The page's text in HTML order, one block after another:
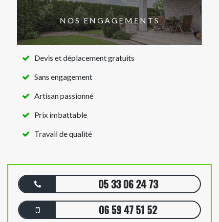
NOS ENGAGEMENTS
Devis et déplacement gratuits
Sans engagement
Artisan passionné
Prix imbattable
Travail de qualité
05 33 06 24 73
06 59 47 51 52